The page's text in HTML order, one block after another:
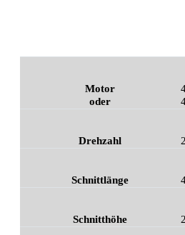
Motor
oder
Drehzahl
Schnittlänge
Schnitthöhe